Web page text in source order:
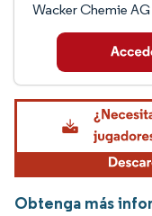
Wacker Chemie AG
Obtenga más